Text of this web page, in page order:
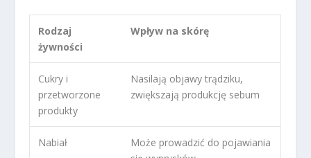
Rodzaj
żywności
Wpływ na skórę
Cukry i
przetworzone
produkty
Nasilają objawy trądziku,
zwiększają produkcję sebum
Nabiał
Może prowadzić do pojawiania